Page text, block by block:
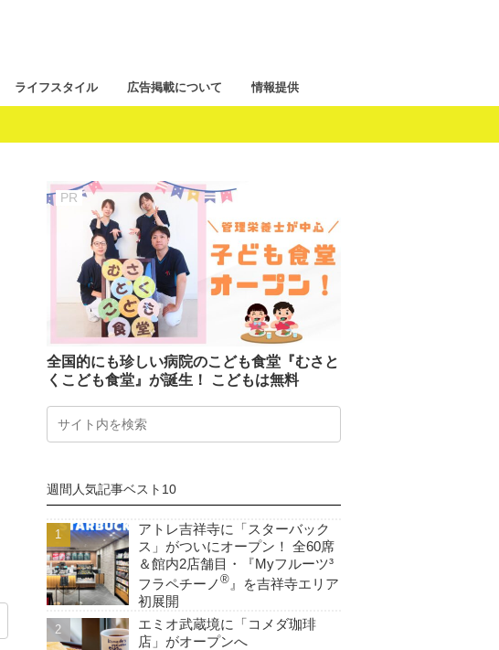
ライフスタイル 広告掲載について 情報提供
全国的にも珍しい病院のこども食堂『むさと
くこども食堂』が誕生！ こどもは無料
週間人気記事ベスト10
アトレ吉祥寺に「スターバック
ス」がついにオープン！ 全60席
＆館内2店舗目・『Myフルーツ³
フラペチーノ ®』を吉祥寺エリア
初展開
エミオ武蔵境に「コメダ珈琲
店」がオープンへ